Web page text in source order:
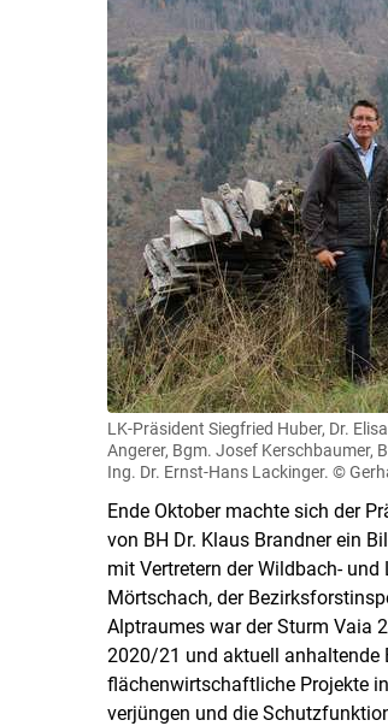
LK-Präsident Siegfried Huber, Dr.
Angerer, Bgm. Josef Kerschbaumer,
Ing. Dr. Ernst-Hans Lackinger. ©
Ende Oktober machte sich der
von BH Dr. Klaus Brandner ein
mit Vertretern der Wildbach-
Mörtschach, der
Alptraumes war der Sturm Vaia
2020/​21 und aktuell anhaltende
flächenwirtschaftliche Projekte
verjüngen und die